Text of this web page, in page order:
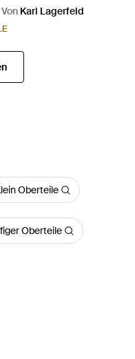
Saum, Damen, Größe -
Von Karl Lagerfeld
Oberteile
Oberteile